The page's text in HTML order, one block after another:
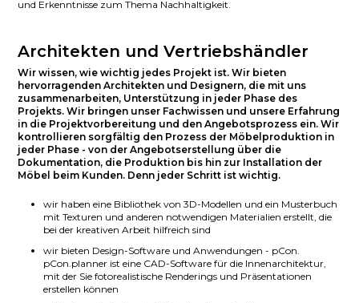
und Erkenntnisse zum Thema Nachhaltigkeit.
Architekten und Vertriebshändler
Wir wissen, wie wichtig jedes Projekt ist. Wir bieten
hervorragenden Architekten und Designern, die mit uns
zusammenarbeiten, Unterstützung in jeder Phase des
Projekts. Wir bringen unser Fachwissen und unsere Erfahrung
in die Projektvorbereitung und den Angebotsprozess ein. Wir
kontrollieren sorgfältig den Prozess der Möbelproduktion in
jeder Phase - von der Angebotserstellung über die
Dokumentation, die Produktion bis hin zur Installation der
Möbel beim Kunden. Denn jeder Schritt ist wichtig.
wir haben eine Bibliothek von 3D-Modellen und ein Musterbuch
mit Texturen und anderen notwendigen Materialien erstellt, die
bei der kreativen Arbeit hilfreich sind
wir bieten Design-Software und Anwendungen - pCon.
pCon.planner ist eine CAD-Software für die Innenarchitektur,
mit der Sie fotorealistische Renderings und Präsentationen
erstellen können